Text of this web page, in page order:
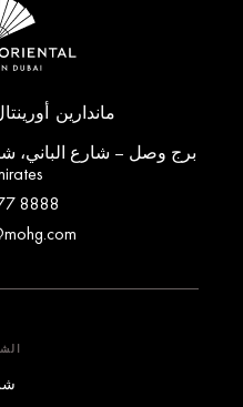
ماندارين
8888